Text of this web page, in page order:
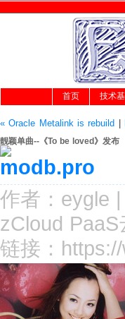
首页 技术
« Oracle Metalink is rebuild
靓颖单曲--《To be loved》发布
作者： eygle |
zCloud PaaS
链接：